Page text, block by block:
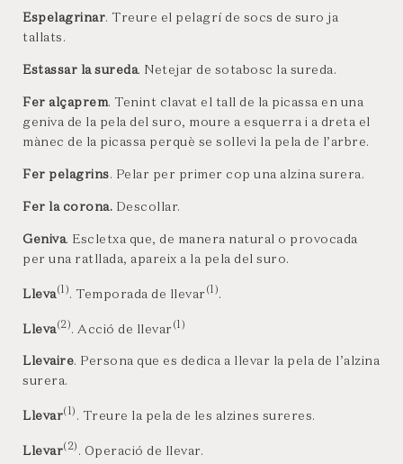
Espelagrinar. Treure el pelagrí de socs de suro ja
tallats.
Estassar la sureda. Netejar de sotabosc la sureda.
Fer alçaprem. Tenint clavat el tall de la picassa en una
geniva de la pela del suro, moure a esquerra i a dreta el
mànec de la picassa perquè se sollevi la pela de l’arbre.
Fer pelagrins. Pelar per primer cop una alzina surera.
Fer la corona. Descollar.
Geniva. Escletxa que, de manera natural o provocada
per una ratllada, apareix a la pela del suro.
Lleva(1). Temporada de llevar(1).
Lleva(2). Acció de llevar(1)
Llevaire. Persona que es dedica a llevar la pela de l’alzina
surera.
Llevar(1) . Treure la pela de les alzines sureres.
Llevar(2) . Operació de llevar.